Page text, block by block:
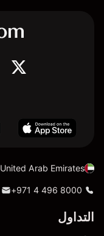
United Arab Emirates
+971 4 496 8000
التداول